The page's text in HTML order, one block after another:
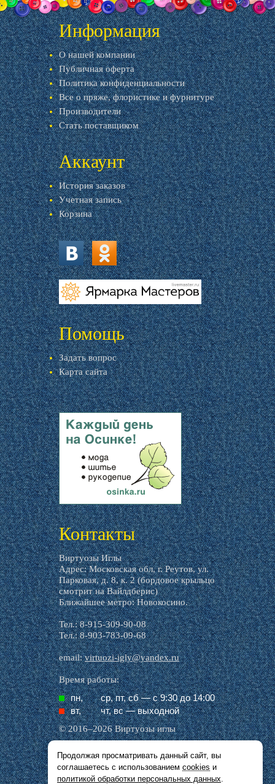
Информация
О нашей компании
Публичная оферта
Политика конфиденциальности
Все о пряже, флористике и фурнитуре
Производители
Стать поставщиком
Аккаунт
История заказов
Учетная запись
Корзина
vk.com ok.ru
livemaster.ru
Помощь
Задать вопрос
Карта сайта
livemaster.ru
Контакты
Виртуозы Иглы
Адрес: Московская обл, г. Реутов, ул.
Парковая, д. 8, к. 2 (бордовое крыльцо
смотрит на Вайлдберис)
Ближайшее метро: Новокосино.
Тел.: 8-915-309-90-08
Тел.: 8-903-783-09-68
email:virtuozi-igly@yandex.ru
Время работы:
пн,
ср, пт, cб — с 9:30 до 14:00
вт,
чт, вс — выходной
© 2016–2026 Виртуозы иглы
Все названия производителей, символика и
описания, присутствующие в наших картинках
и тексте, используются исключительно в целях
Продолжая просматривать данный сайт, вы
соглашаетесь с использованием cookies и
политикой обработки персональных данных.